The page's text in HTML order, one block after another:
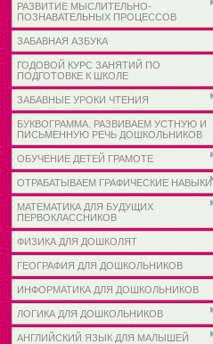
РАЗВИТИЕ МЫСЛИТЕЛЬНО-
ПОЗНАВАТЕЛЬНЫХ ПРОЦЕССОВ
ЗАБАВНАЯ АЗБУКА
ГОДОВОЙ КУРС ЗАНЯТИЙ ПО
ПОДГОТОВКЕ К ШКОЛЕ
ЗАБАВНЫЕ УРОКИ ЧТЕНИЯ
БУКВОГРАММА. РАЗВИВАЕМ УСТНУЮ И
ПИСЬМЕННУЮ РЕЧЬ ДОШКОЛЬНИКОВ
ОБУЧЕНИЕ ДЕТЕЙ ГРАМОТЕ
ОТРАБАТЫВАЕМ ГРАФИЧЕСКИЕ НАВЫКИ
МАТЕМАТИКА ДЛЯ БУДУЩИХ
ПЕРВОКЛАССНИКОВ
ФИЗИКА ДЛЯ ДОШКОЛЯТ
ГЕОГРАФИЯ ДЛЯ ДОШКОЛЬНИКОВ
ИНФОРМАТИКА ДЛЯ ДОШКОЛЬНИКОВ
ЛОГИКА ДЛЯ ДОШКОЛЬНИКОВ
АНГЛИЙСКИЙ ЯЗЫК ДЛЯ МАЛЫШЕЙ